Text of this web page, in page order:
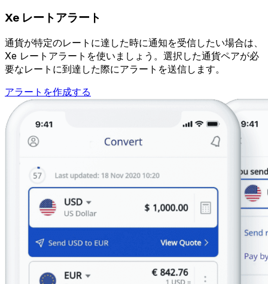
Xe レートアラート
通貨が特定のレートに達した時に通知を受信したい場合は、
Xe レートアラートを使いましょう。選択した通貨ペアが必
要なレートに到達した際にアラートを送信します。
アラートを作成する